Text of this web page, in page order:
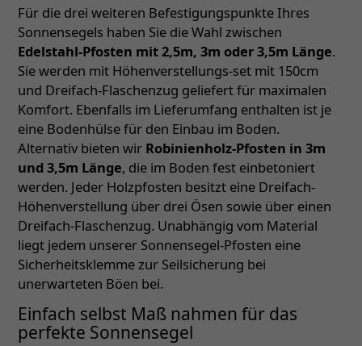
Für die drei weiteren Befestigungspunkte Ihres
Sonnensegels haben Sie die Wahl zwischen
Edelstahl-Pfosten mit 2,5m, 3m oder 3,5m Länge.
Sie werden mit Höhenverstellungs-set mit 150cm
und Dreifach-Flaschenzug geliefert für maximalen
Komfort. Ebenfalls im Lieferumfang enthalten ist je
eine Bodenhülse für den Einbau im Boden.
Alternativ bieten wir Robinienholz-Pfosten in 3m
und 3,5m Länge, die im Boden fest einbetoniert
werden. Jeder Holzpfosten besitzt eine Dreifach-
Höhenverstellung über drei Ösen sowie über einen
Dreifach-Flaschenzug. Unabhängig vom Material
liegt jedem unserer Sonnensegel-Pfosten eine
Sicherheitsklemme zur Seilsicherung bei
unerwarteten Böen bei.
Einfach selbst Maß nahmen für das
perfekte Sonnensegel